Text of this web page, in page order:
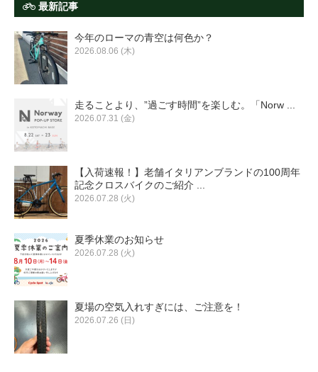
最新記事
今年のローマの青空は何色か？
2026.08.06 (木)
走ることより、”過ごす時間”を楽しむ。「Norw ...
2026.07.31 (金)
【入荷速報！】老舗イタリアンブランドの100周年
記念クロスバイクのご紹介 ...
2026.07.28 (火)
夏季休業のお知らせ
2026.07.28 (火)
夏場の空気入れすぎには、ご注意を！
2026.07.26 (日)